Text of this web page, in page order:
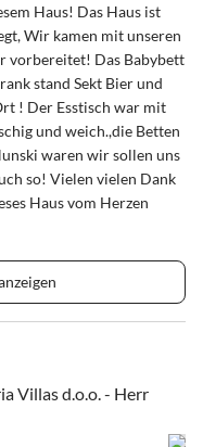
Haus! Das Haus ist
Wir kamen mit unseren
vorbereitet! Das Babybett
stand Sekt Bier und
! Der Esstisch war mit
und weich.,die Betten
waren wir sollen uns
so! Vielen vielen Dank
Haus vom Herzen
Villas d.o.o. - Herr